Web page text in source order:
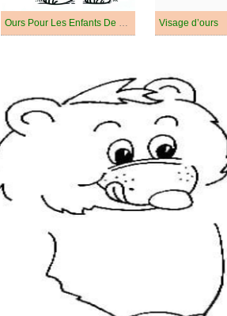
Ours Pour Les Enfants De 4 An Visage d’ours